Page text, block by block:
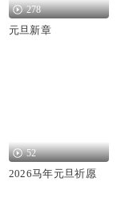
278
元旦新章
52
2026马年元旦祈愿